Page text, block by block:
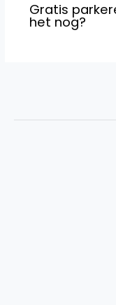
Gratis
het nog?